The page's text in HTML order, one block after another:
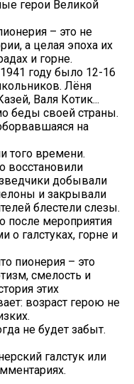
герои Великой
– это не
а целая эпоха их
и горне.
году было 12-16
Лёня
Валя Котик...
беды своей страны.
на
того времени.
восстановили
добывали
и закрывали
блестели слезы.
после мероприятия
о галстуках, горне и
пионерия – это
смелость и
этих
возраст герою не
не будет забыт.
галстук или